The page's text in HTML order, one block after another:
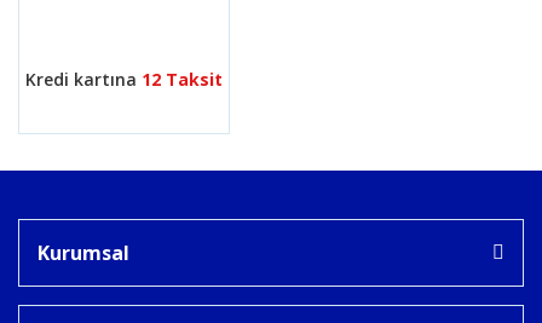
Kredi kartına 12 Taksit
Kurumsal